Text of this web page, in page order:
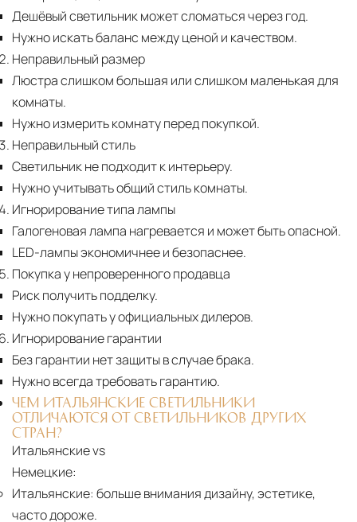
Дешёвый светильник может сломаться через год.
Нужно искать баланс между ценой и качеством.
Неправильный размер
Люстра слишком большая или слишком маленькая для
комнаты.
Нужно измерить комнату перед покупкой.
Неправильный стиль
Светильник не подходит к интерьеру.
Нужно учитывать общий стиль комнаты.
Игнорирование типа лампы
Галогеновая лампа нагревается и может быть опасной.
LED-лампы экономичнее и безопаснее.
Покупка у непроверенного продавца
Риск получить подделку.
Нужно покупать у официальных дилеров.
Игнорирование гарантии
Без гарантии нет защиты в случае брака.
Нужно всегда требовать гарантию.
ЧЕМ ИТАЛЬЯНСКИЕ СВЕТИЛЬНИКИ
ОТЛИЧАЮТСЯ ОТ СВЕТИЛЬНИКОВ ДРУГИХ
СТРАН?
Итальянские vs
Немецкие:
Итальянские: больше внимания дизайну, эстетике,
часто дороже.